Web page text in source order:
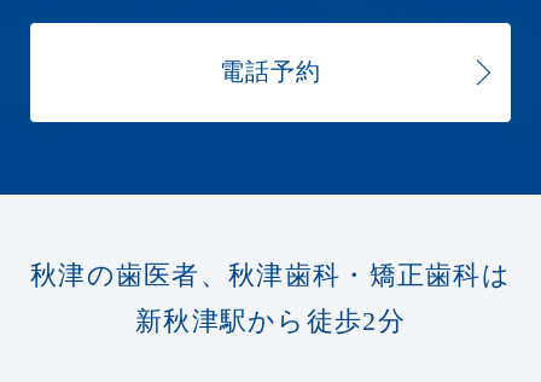
電話予約
秋津の歯医者、秋津歯科・矯正歯科は
新秋津駅から徒歩2分